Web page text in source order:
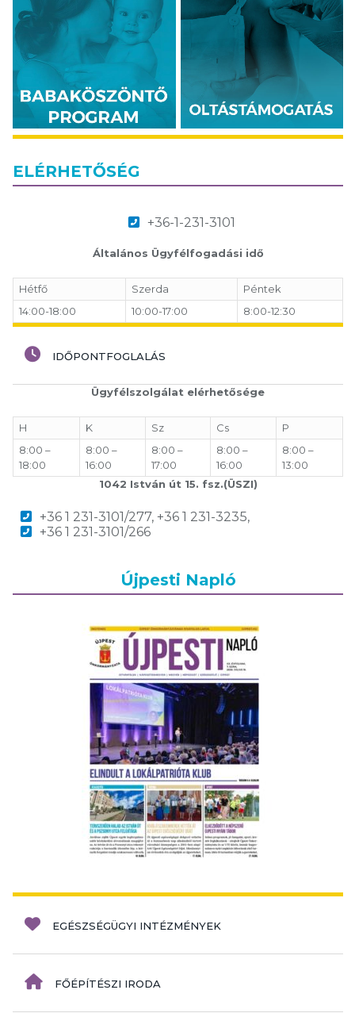
ELÉRHETŐSÉG
+36-1-231-3101
Általános Ügyfélfogadási idő
Hétfő Szerda
Péntek
14:00-18:00
10:00-17:00 8:00-12:30
IDŐPONTFOGLALÁS
Ügyfélszolgálat elérhetősége
H K Sz Cs
P
8:00 –
18:00
8:00 –
16:00
8:00 –
17:00
8:00 –
16:00
8:00 –
13:00
1042 István út 15. fsz.(ÜSZI)
+36 1 231-3101/277, +36 1 231-3235,
+36 1 231-3101/266
Újpesti Napló
EGÉSZSÉGÜGYI INTÉZMÉNYEK
FŐÉPÍTÉSZI IRODA